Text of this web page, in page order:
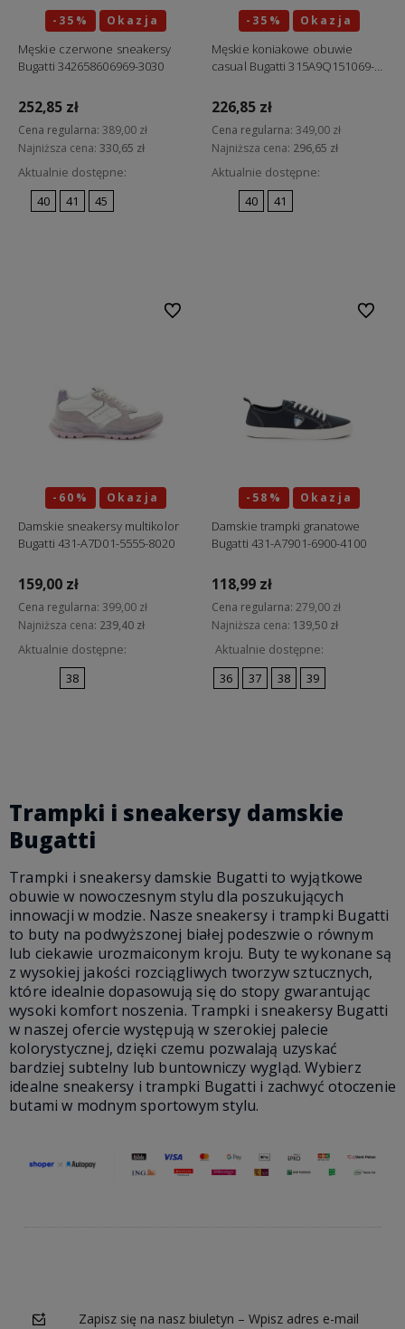
-35% Okazja
Męskie czerwone sneakersy
Bugatti 342658606969-3030
252,85 zł
Cena regularna: 389,00 zł
Najniższa cena: 330,65 zł
Aktualnie dostępne:
40
41 45
-35% Okazja
Męskie koniakowe obuwie
casual Bugatti 315A9Q151069-
226,85 zł
Cena regularna: 349,00 zł
Najniższa cena: 296,65 zł
Aktualnie dostępne:
40
41
-60% Okazja
Damskie sneakersy multikolor
Bugatti 431-A7D01-5555-8020
159,00 zł
Cena regularna: 399,00 zł
Najniższa cena: 239,40 zł
Aktualnie dostępne:
38
Do ulubionych
-58% Okazja
Damskie trampki granatowe
Bugatti 431-A7901-6900-4100
118,99 zł
Cena regularna: 279,00 zł
Najniższa cena: 139,50 zł
Aktualnie dostępne:
36
37 38 39
Do
Trampki i sneakersy damskie
Bugatti
Trampki i sneakersy damskie Bugatti to wyjątkowe
obuwie w nowoczesnym stylu dla poszukujących
innowacji w modzie. Nasze sneakersy i trampki Bugatti
to buty na podwyższonej białej podeszwie o równym
lub ciekawie urozmaiconym kroju. Buty te wykonane są
z wysokiej jakości rozciągliwych tworzyw sztucznych,
które idealnie dopasowują się do stopy gwarantując
wysoki komfort noszenia. Trampki i sneakersy Bugatti
w naszej ofercie występują w szerokiej palecie
kolorystycznej, dzięki czemu pozwalają uzyskać
bardziej subtelny lub buntowniczy wygląd. Wybierz
idealne sneakersy i trampki Bugatti i zachwyć otoczenie
butami w modnym sportowym stylu.
Zapisz się na nasz biuletyn – Wpisz adres e-mail